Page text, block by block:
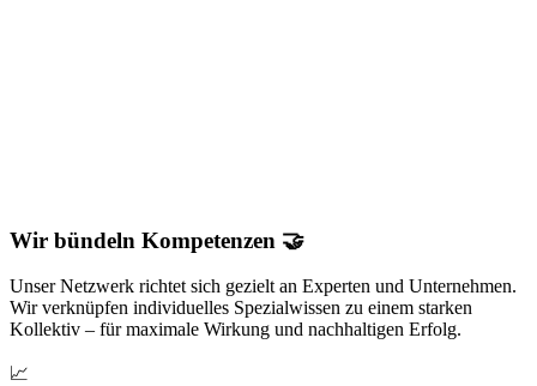
Wir bündeln Kompetenzen 🤝
Unser Netzwerk richtet sich gezielt an Experten und Unternehmen.
Wir verknüpfen individuelles Spezialwissen zu einem starken
Kollektiv – für maximale Wirkung und nachhaltigen Erfolg.
📈